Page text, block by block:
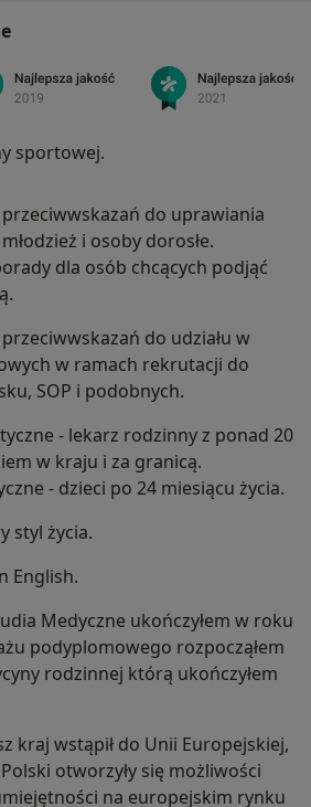
sportowej.
do uprawiania
i osoby dorosłe.
dla osób chcących podjąć
do udziału w
w ramach rekrutacji do
SOP i podobnych.
- lekarz rodzinny z ponad 20
w kraju i za granicą.
- dzieci po 24 miesiącu życia.
styl życia.
English.
Medyczne ukończyłem w roku
podyplomowego rozpocząłem
rodzinnej którą ukończyłem
kraj wstąpił do Unii Europejskiej,
otworzyły się możliwości
na europejskim rynku